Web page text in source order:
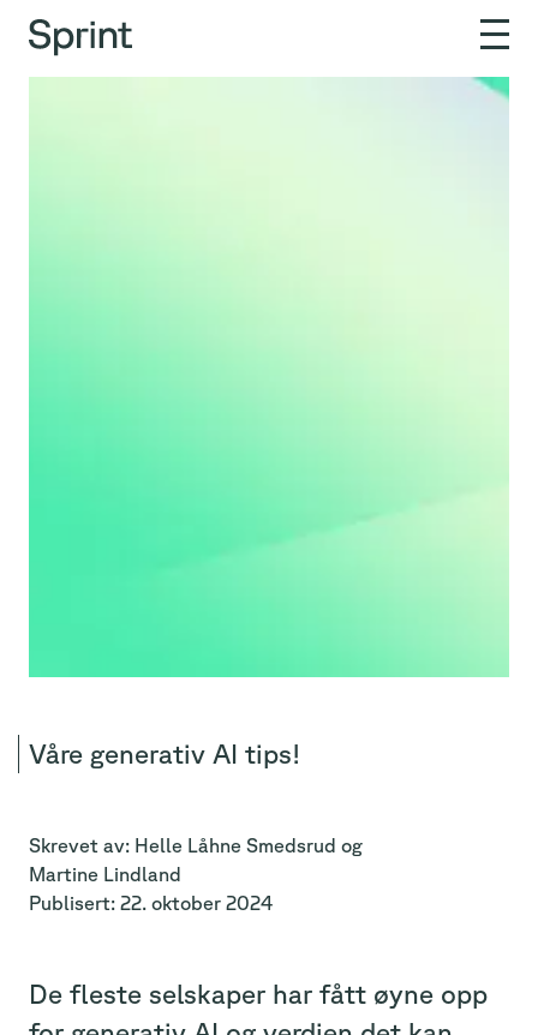
Våre generativ AI tips!
Skrevet av: Helle Låhne Smedsrud og
Martine Lindland
Publisert: 22. oktober 2024
De fleste selskaper har fått øyne opp